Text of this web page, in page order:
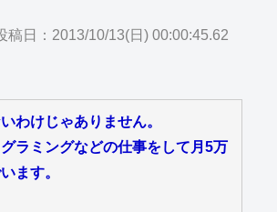
稿日：2013/10/13(日) 00:00:45.62
わけじゃありません。
ラミングなどの仕事をして月5万
ます。